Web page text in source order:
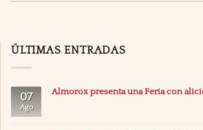
ÚLTIMAS ENTRADAS
07
Ago
Almorox presenta una Feria con